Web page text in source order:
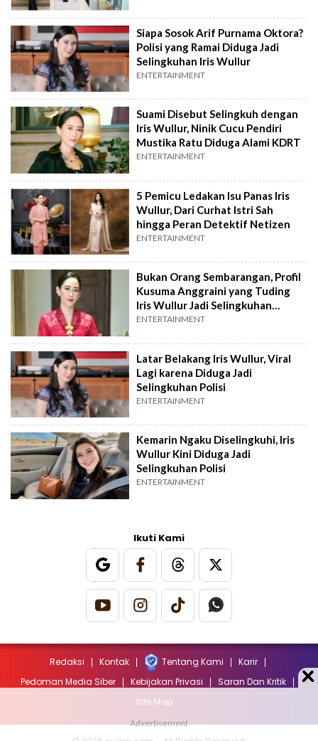
Siapa Sosok Arif Purnama Oktora?
Polisi yang Ramai Diduga Jadi
Selingkuhan Iris Wullur
ENTERTAINMENT
Suami Disebut Selingkuh dengan
Iris Wullur, Ninik Cucu Pendiri
Mustika Ratu Diduga Alami KDRT
ENTERTAINMENT
5 Pemicu Ledakan Isu Panas Iris
Wullur, Dari Curhat Istri Sah
hingga Peran Detektif Netizen
ENTERTAINMENT
Bukan Orang Sembarangan, Profil
Kusuma Anggraini yang Tuding
Iris Wullur Jadi Selingkuhan
Suaminya
ENTERTAINMENT
Latar Belakang Iris Wullur, Viral
Lagi karena Diduga Jadi
Selingkuhan Polisi
ENTERTAINMENT
Kemarin Ngaku Diselingkuhi, Iris
Wullur Kini Diduga Jadi
Selingkuhan Polisi
ENTERTAINMENT
Ikuti Kami
Redaksi Kontak Tentang Kami
Karir
Pedoman Media Siber
Kebijakan Privasi
Saran Dan Kritik
Site Map